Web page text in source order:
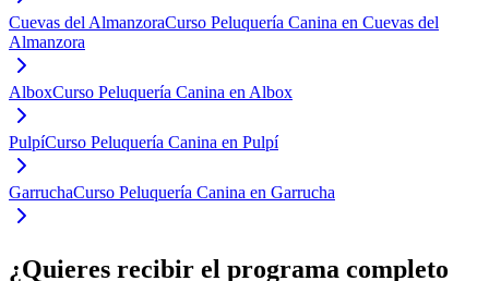
Cuevas del AlmanzoraCurso Peluquería Canina en Cuevas del
Almanzora
AlboxCurso Peluquería Canina en Albox
PulpíCurso Peluquería Canina en Pulpí
GarruchaCurso Peluquería Canina en Garrucha
¿Quieres recibir el programa completo